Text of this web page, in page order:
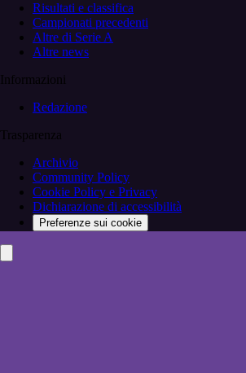
Risultati e classifica
Campionati precedenti
Altre di Serie A
Altre news
Informazioni
Redazione
Trasparenza
Archivio
Community Policy
Cookie Policy e Privacy
Dichiarazione di accessibilità
Preferenze sui cookie